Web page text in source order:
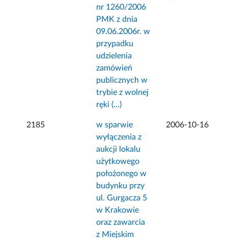
nr 1260/2006
PMK z dnia
09.06.2006r. w
przypadku
udzielenia
zamówień
publicznych w
trybie z wolnej
ręki (...)
2185
w sparwie
wyłączenia z
aukcji lokalu
użytkowego
położonego w
budynku przy
ul. Gurgacza 5
w Krakowie
oraz zawarcia
z Miejskim
2006-10-16